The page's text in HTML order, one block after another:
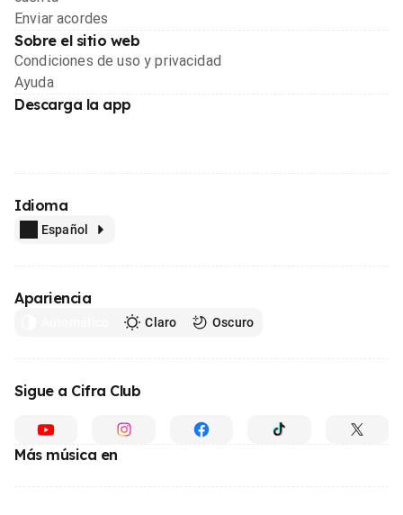
Enviar acordes
Sobre el sitio web
Condiciones de uso y privacidad
Ayuda
Descarga la app
Idioma
Español
Apariencia
Claro Oscuro
Sigue a Cifra Club
Más música en